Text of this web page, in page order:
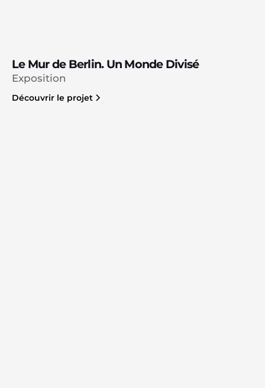
Le Mur de Berlin. Un Monde Divisé
Exposition
Découvrir le projet